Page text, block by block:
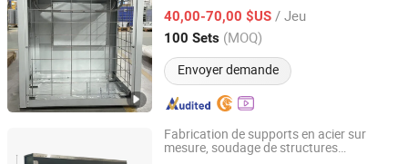
40,00-70,00 $US / Jeu
100 Sets (MOQ)
Envoyer demande
Guangdong, China Depuis 2023
Fabrication de supports en acier sur
mesure, soudage de structures
Dongguan Changwei Machinery Co., Ltd.